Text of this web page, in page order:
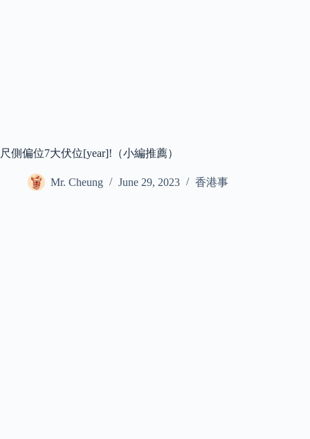
尺側偏位7大伏位[year]!（小編推薦）
Mr. Cheung June 29, 2023 香港事